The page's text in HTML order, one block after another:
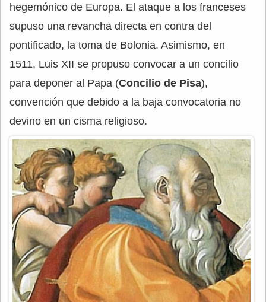
hegemónico de Europa. El ataque a los franceses
supuso una revancha directa en contra del
pontificado, la toma de Bolonia. Asimismo, en
1511, Luis XII se propuso convocar a un concilio
para deponer al Papa (Concilio de Pisa),
convención que debido a la baja convocatoria no
devino en un cisma religioso.